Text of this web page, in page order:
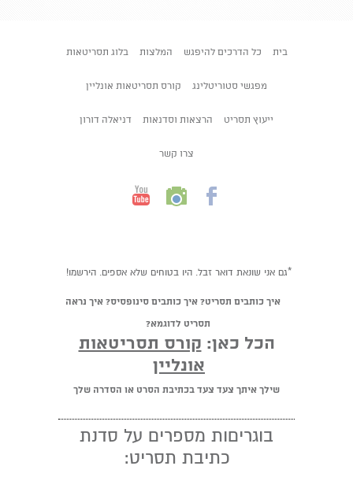
בית כל הדרכים להיפגש המלצות בלוג תסריטאות
מפגשי סטוריטלינג קורס תסריטאות אונליין
ייעוץ תסריט הרצאות וסדנאות דניאלה דורון
צרו קשר
*גם אני שונאת דואר זבל. היו בטוחים שלא אספים. הירשמו!
איך כותבים תסריט? איך כותבים סינופסיס? איך נראה
תסריט לדוגמא?
הכל כאן: קורס תסריטאות
אונליין
שילך איתך צעד צעד בכתיבת הסרט או הסדרה שלך
בוגריםות מספרים על סדנת
כתיבת תסריט: